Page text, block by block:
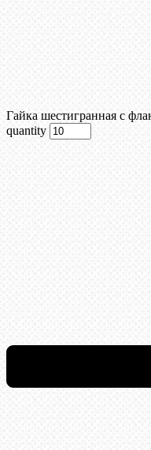
Гайка шестигранная с
quantity